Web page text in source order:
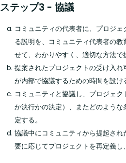
ステップ3 - 協議
コミュニティの代表者に、プロジ
る説明を、コミュニティ代表者の
せて、わかりやすく、適切な方法で
提案されたプロジェクトの受け入れ
が内部で協議するための時間を設け
コミュニティと協議し、プロジェ
か決行かの決定）、またどのよう
定する。
協議中にコミュニティから提起さ
要に応じてプロジェクトを再定義し